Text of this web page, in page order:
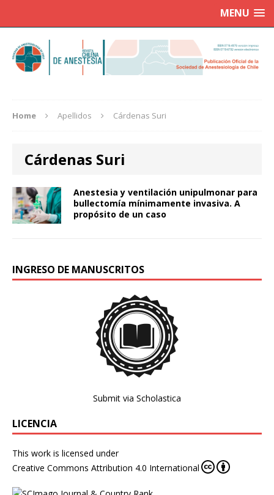
MENU
Home Apellidos Cárdenas Suri
Cárdenas Suri
Anestesia y ventilación unipulmonar para
bullectomía mínimamente invasiva. A
propósito de un caso
INGRESO DE MANUSCRITOS
Submit via Scholastica
LICENCIA
This work is licensed under
Creative Commons Attribution 4.0 International